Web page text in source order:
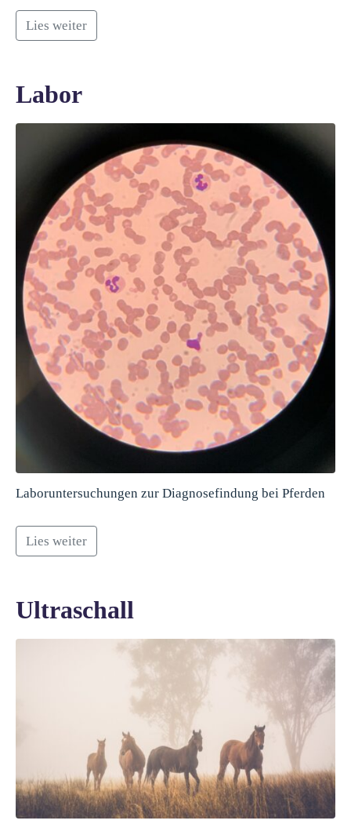
Lies weiter
Labor
Laboruntersuchungen zur Diagnosefindung bei Pferden
Lies weiter
Ultraschall